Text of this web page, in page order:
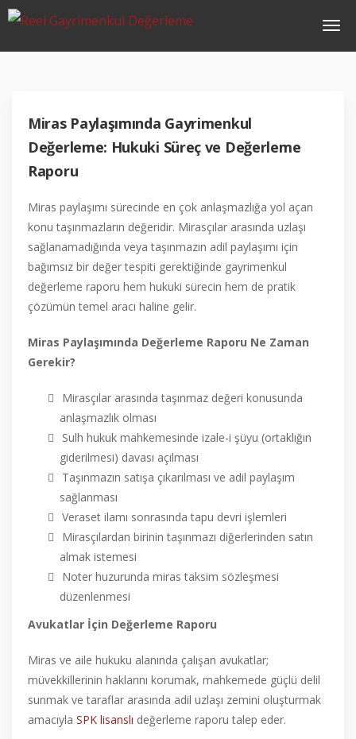
Miras Paylaşımında Gayrimenkul
Değerleme: Hukuki Süreç ve Değerleme
Raporu
Miras paylaşımı sürecinde en çok anlaşmazlığa yol açan
konu taşınmazların değeridir. Mirasçılar arasında uzlaşı
sağlanamadığında veya taşınmazın adil paylaşımı için
bağımsız bir değer tespiti gerektiğinde gayrimenkul
değerleme raporu hem hukuki sürecin hem de pratik
çözümün temel aracı haline gelir.
Miras Paylaşımında Değerleme Raporu Ne Zaman
Gerekir?
Mirasçılar arasında taşınmaz değeri konusunda
anlaşmazlık olması
Sulh hukuk mahkemesinde izale-i şüyu (ortaklığın
giderilmesi) davası açılması
Taşınmazın satışa çıkarılması ve adil paylaşım
sağlanması
Veraset ilamı sonrasında tapu devri işlemleri
Mirasçılardan birinin taşınmazı diğerlerinden satın
almak istemesi
Noter huzurunda miras taksim sözleşmesi
düzenlenmesi
Avukatlar İçin Değerleme Raporu
Miras ve aile hukuku alanında çalışan avukatlar;
müvekkillerinin haklarını korumak, mahkemede güçlü delil
sunmak ve taraflar arasında adil uzlaşı zemini oluşturmak
amacıyla SPK lisanslı değerleme raporu talep eder.